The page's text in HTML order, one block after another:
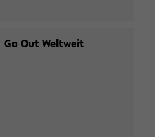
Go Out Welt­weit